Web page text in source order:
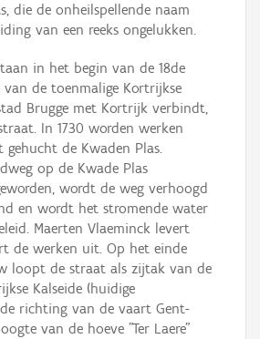
die de onheilspellende naam
van een reeks ongelukken.
in het begin van de 18de
de toenmalige Kortrijkse
Brugge met Kortrijk verbindt,
In 1730 worden werken
de Kwaden Plas.
op de Kwade Plas
wordt de weg verhoogd
en wordt het stromende water
Maerten Vlaeminck levert
de werken uit. Op het einde
loopt de straat als zijtak van de
Kalseide (huidige
richting van de vaart Gent-
van de hoeve "Ter Laere"